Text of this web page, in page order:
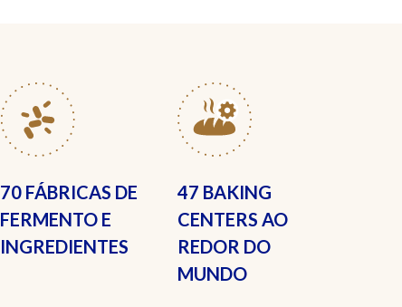
70 FÁBRICAS DE
FERMENTO E
INGREDIENTES
47 BAKING
CENTERS AO
REDOR DO
MUNDO